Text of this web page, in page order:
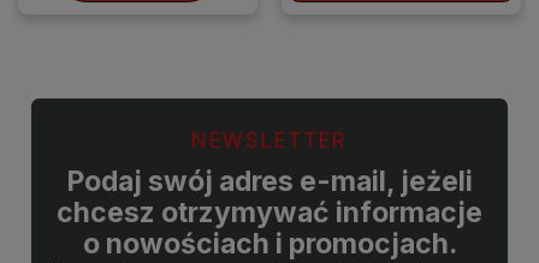
NEWSLETTER
Podaj swój adres e-mail, jeżeli
chcesz otrzymywać informacje
o nowościach i promocjach.